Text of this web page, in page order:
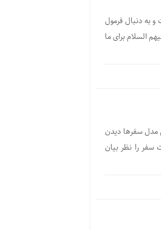
به دنبال فرمول
السلام برای ما
مدل سفرها دیدن
را نظر بیان